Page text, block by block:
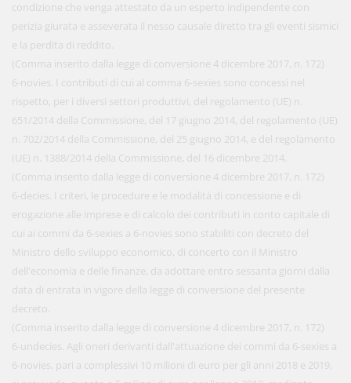
condizione che venga attestato da un esperto indipendente con
perizia giurata e asseverata il nesso causale diretto tra gli eventi sismici
e la perdita di reddito.
(Comma inserito dalla legge di conversione 4 dicembre 2017, n. 172)
6-novies. I contributi di cui al comma 6-sexies sono concessi nel
rispetto, per i diversi settori produttivi, del regolamento (UE) n.
651/2014 della Commissione, del 17 giugno 2014, del regolamento (UE)
n. 702/2014 della Commissione, del 25 giugno 2014, e del regolamento
(UE) n. 1388/2014 della Commissione, del 16 dicembre 2014.
(Comma inserito dalla legge di conversione 4 dicembre 2017, n. 172)
6-decies. I criteri, le procedure e le modalità di concessione e di
erogazione alle imprese e di calcolo dei contributi in conto capitale di
cui ai commi da 6-sexies a 6-novies sono stabiliti con decreto del
Ministro dello sviluppo economico, di concerto con il Ministro
dell'economia e delle finanze, da adottare entro sessanta giorni dalla
data di entrata in vigore della legge di conversione del presente
decreto.
(Comma inserito dalla legge di conversione 4 dicembre 2017, n. 172)
6-undecies. Agli oneri derivanti dall'attuazione dei commi da 6-sexies a
6-novies, pari a complessivi 10 milioni di euro per gli anni 2018 e 2019,